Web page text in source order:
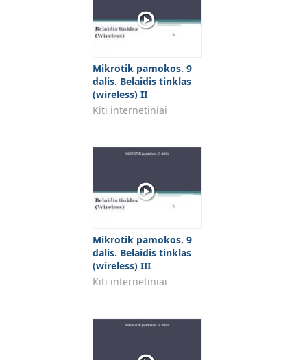
Mikrotik pamokos. 9
dalis. Belaidis tinklas
(wireless) II
Kiti internetiniai
Mikrotik pamokos. 9
dalis. Belaidis tinklas
(wireless) III
Kiti internetiniai